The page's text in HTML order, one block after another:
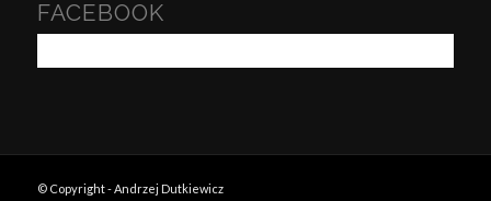
FACEBOOK
© Copyright - Andrzej Dutkiewicz